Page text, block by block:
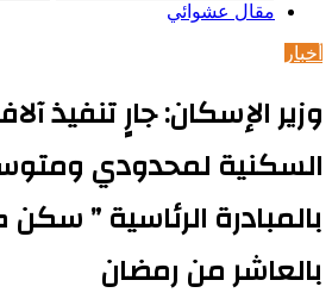
مقال عشوائي
أخبار
وزير الإسكان: جارٍ تنفيذ
السكنية لمحدودي
بالمبادرة الرئاسية ”
بالعاشر من رمضان